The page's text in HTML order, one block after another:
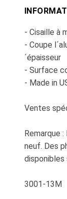
- Cisaille à
- Coupe
´épaisseur
- Surface
- Made in
Ventes
Remarque
neuf. Des
disponibles
3001-13M